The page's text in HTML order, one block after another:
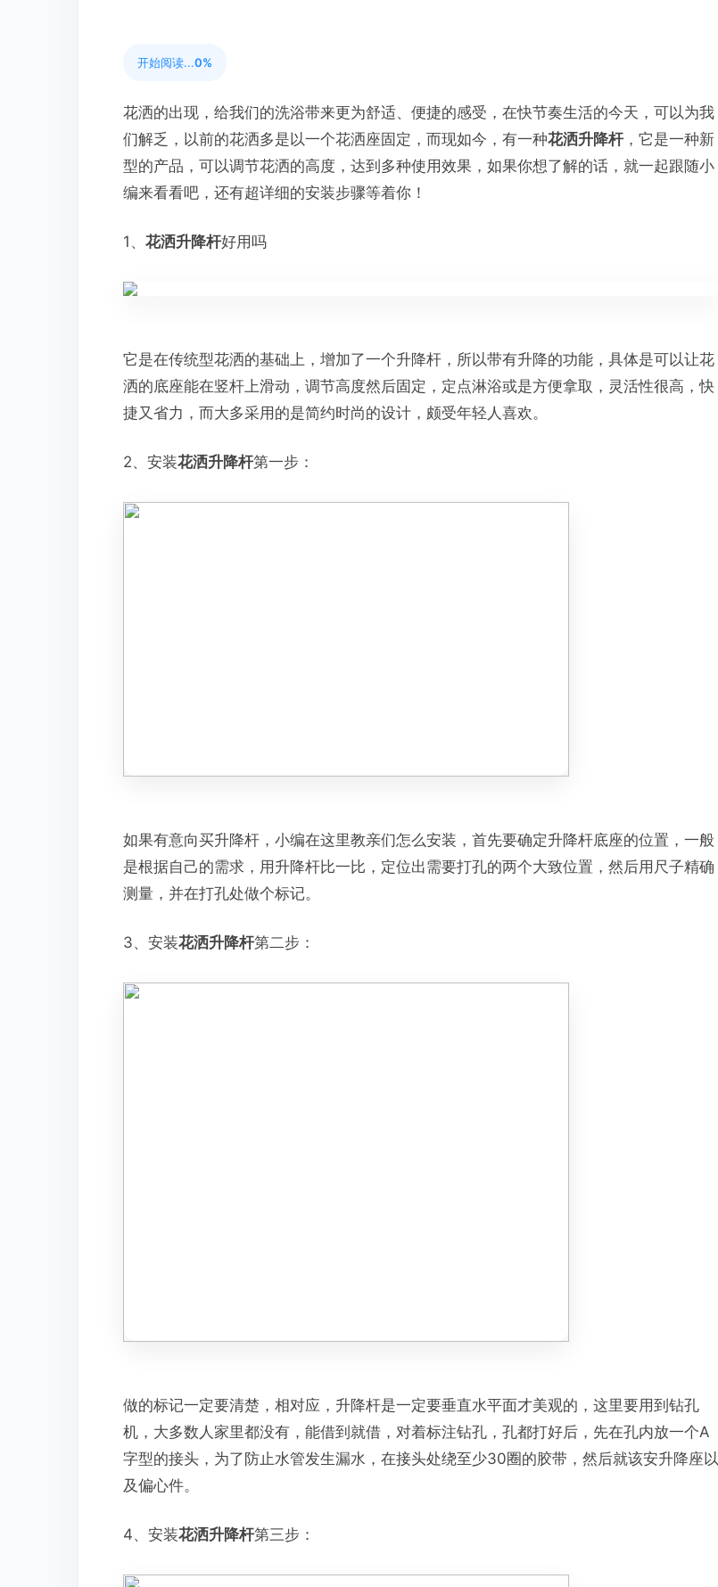
开始阅读...0%
花洒的出现，给我们的洗浴带来更为舒适、便捷的感受，在快节奏生活的今天，可以为我
们解乏，以前的花洒多是以一个花洒座固定，而现如今，有一种花洒升降杆，它是一种新
型的产品，可以调节花洒的高度，达到多种使用效果，如果你想了解的话，就一起跟随小
编来看看吧，还有超详细的安装步骤等着你！
1、 花洒升降杆好用吗
它是在传统型花洒的基础上，增加了一个升降杆，所以带有升降的功能，具体是可以让花
洒的底座能在竖杆上滑动，调节高度然后固定，定点淋浴或是方便拿取，灵活性很高，快
捷又省力，而大多采用的是简约时尚的设计，颇受年轻人喜欢。
2、安装花洒升降杆第一步：
如果有意向买升降杆，小编在这里教亲们怎么安装，首先要确定升降杆底座的位置，一般
是根据自己的需求，用升降杆比一比，定位出需要打孔的两个大致位置，然后用尺子精确
测量，并在打孔处做个标记。
3、安装花洒升降杆第二步：
做的标记一定要清楚，相对应，升降杆是一定要垂直水平面才美观的，这里要用到钻孔
机，大多数人家里都没有，能借到就借，对着标注钻孔，孔都打好后，先在孔内放一个A
字型的接头，为了防止水管发生漏水，在接头处绕至少30圈的胶带，然后就该安升降座以
及偏心件。
4、安装花洒升降杆第三步：